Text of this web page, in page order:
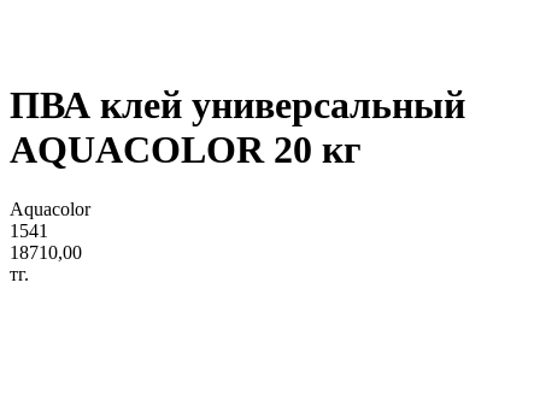
ПВА клей универсальный
AQUACOLOR 20 кг
Aquacolor
1541
18710,00
тг.